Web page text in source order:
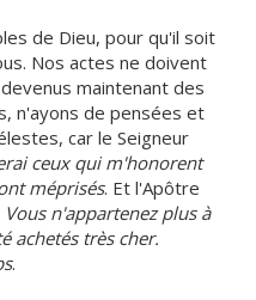
de Dieu, pour qu'il soit
Nos actes ne doivent
maintenant des
n'ayons de pensées et
car le Seigneur
ceux qui m'honorent
méprisés. Et l'Apôtre
Vous n'appartenez plus à
achetés très cher.
.